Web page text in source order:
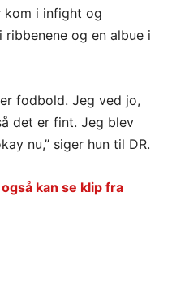
kom i infight og
og en albue i
fodbold. Jeg ved jo,
det er fint. Jeg blev
nu,” siger hun til DR.
kan se klip fra